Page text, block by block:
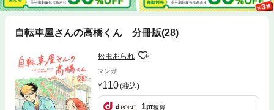
自転車屋さんの高橋くん 分冊版(28)
松虫あられ
マンガ
110(税込)
1pt獲得